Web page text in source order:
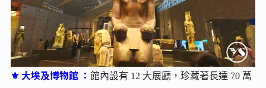
⚜ 大埃及博物館 ： 館內設有 12 大展廳，珍藏著長達 70 萬